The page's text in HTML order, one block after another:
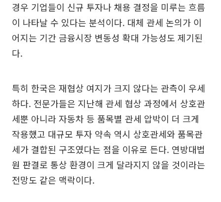
경우 기업들이 신규 투자나 채용 결정을 미루는 흐름
이 나타날 수 있다는 분석이다. 대체 관세 논의가 이
어지는 기간 금융시장 변동성 확대 가능성도 제기된
다.
특히 한국은 재협상 여지가 크지 않다는 관측이 우세
하다. 전문가들은 지난해 관세 협상 과정에서 상호관
세뿐 아니라 자동차 등 품목별 관세 압박이 더 크게
작용했고 대규모 투자 약속 역시 상호관세와 품목관
세가 결합된 구조였다는 점을 이유로 든다. 연방대법
원 판결로 통상 환경이 크게 달라지지 않을 것이라는
전망도 같은 맥락이다.